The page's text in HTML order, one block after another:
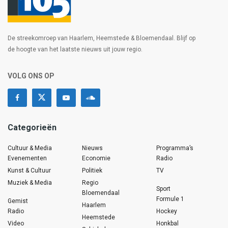
De streekomroep van Haarlem, Heemstede & Bloemendaal. Blijf op
de hoogte van het laatste nieuws uit jouw regio.
VOLG ONS OP
Categorieën
Cultuur & Media
Evenementen
Kunst & Cultuur
Muziek & Media
Gemist
Radio
Video
Nieuws
Economie
Politiek
Regio
Bloemendaal
Haarlem
Heemstede
Programma’s
Radio
TV
Sport
Formule 1
Hockey
Honkbal